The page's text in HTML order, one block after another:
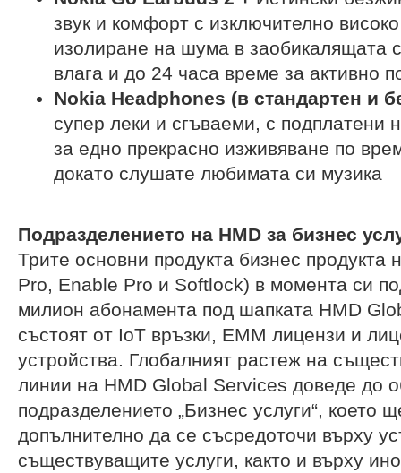
звук и комфорт с изключително
изолиране на шума в заобикалящата
влага и до 24 часа време за активно
Nokia Headphones (в стандартен и
супер леки и сгъваеми, с подплатени
за едно прекрасно изживяване по
докато слушате любимата си музика
Подразделението на HMD за бизнес
Трите основни продукта бизнес продукта
Pro, Enable Pro и Softlock) в момента си
милион абонамента под шапката HMD
състоят от IoT връзки, EMM лицензи и
устройства. Глобалният растеж на
линии на HMD Global Services доведе до
подразделението „Бизнес услуги“, което
допълнително да се съсредоточи върху
съществуващите услуги, както и върху